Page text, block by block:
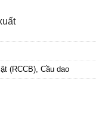
(RCCB) Cầu dao